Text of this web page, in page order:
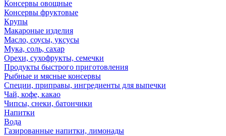
Консервы овощные
Консервы фруктовые
Крупы
Макароные изделия
Масло, соусы, уксусы
Мука, соль, сахар
Орехи, сухофрукты, семечки
Продукты быстрого приготовления
Рыбные и мясные консервы
Специи, приправы, ингредиенты для выпечки
Чай, кофе, какао
Чипсы, снеки, батончики
Напитки
Вода
Газированные напитки, лимонады